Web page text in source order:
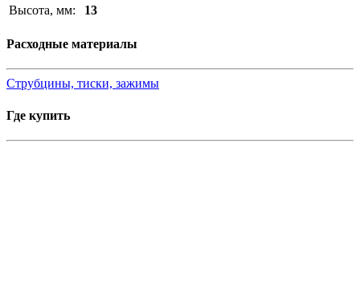
Высота, мм:
13
Расходные материалы
Струбцины, тиски, зажимы
Где купить